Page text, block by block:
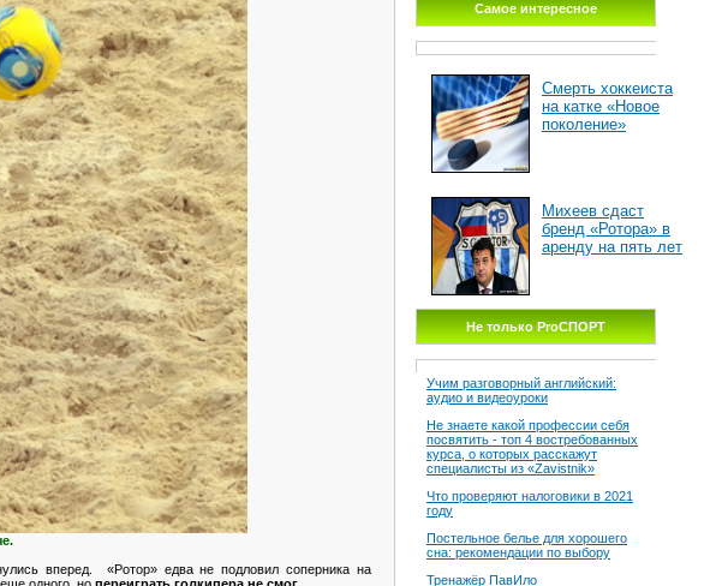
вперед. «Ротор» едва не подловил соперника на
Самое интересное
Смерть хоккеиста
на катке «Новое
поколение»
Михеев сдаст
бренд «Ротора» в
аренду на пять лет
Не только ProСПОРТ
Учим разговорный английский:
аудио и видеоуроки
Не знаете какой профессии себя
посвятить - топ 4 востребованных
курса, о которых расскажут
специалисты из «Zavistnik»
Что проверяют налоговики в 2021
году
Постельное белье для хорошего
сна: рекомендации по выбору
Тренажёр ПавИло